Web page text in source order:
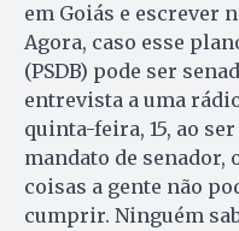
em Goiás e escrever
Agora, caso esse
(PSDB) pode ser
entrevista a uma
quinta-feira, 15, ao
mandato de senador,
coisas a gente não
cumprir. Ninguém